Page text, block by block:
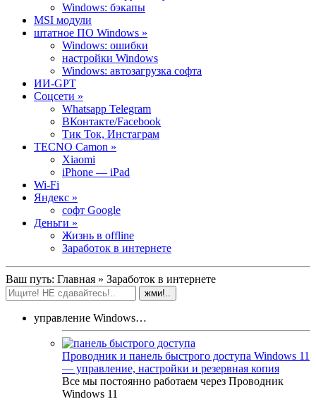
Windows: бэкапы
MSI модули
штатное ПО Windows »
Windows: ошибки
настройки Windows
Windows: автозагрузка софта
ИИ-GPT
Cоцсети »
Whatsapp Telegram
ВКонтакте/Facebook
Тик Ток, Инстаграм
TECNO Camon »
Xiaomi
iPhone — iPad
Wi-Fi
Яндекс »
софт Google
Деньги »
Жизнь в offline
Заработок в интернете
Ваш путь: Главная » Заработок в интернете
управление Windows…
Проводник и панель быстрого доступа Windows 11
— управление, настройки и резервная копия
Все мы постоянно работаем через Проводник
Windows 11